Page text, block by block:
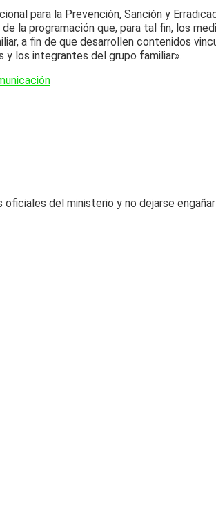
para la Prevención, Sanción y
la programación que, para tal fin, los
a fin de que desarrollen contenidos
y los integrantes del grupo familiar».